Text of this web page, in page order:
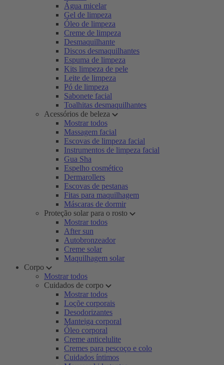
Água micelar
Gel de limpeza
Óleo de limpeza
Creme de limpeza
Desmaquilhante
Discos desmaquilhantes
Espuma de limpeza
Kits limpeza de pele
Leite de limpeza
Pó de limpeza
Sabonete facial
Toalhitas desmaquilhantes
Acessórios de beleza
Mostrar todos
Massagem facial
Escovas de limpeza facial
Instrumentos de limpeza facial
Gua Sha
Espelho cosmético
Dermarollers
Escovas de pestanas
Fitas para maquilhagem
Máscaras de dormir
Proteção solar para o rosto
Mostrar todos
After sun
Autobronzeador
Creme solar
Maquilhagem solar
Corpo
Mostrar todos
Cuidados de corpo
Mostrar todos
Loçõe corporais
Desodorizantes
Manteiga corporal
Óleo corporal
Creme anticelulite
Cremes para pescoço e colo
Cuidados íntimos